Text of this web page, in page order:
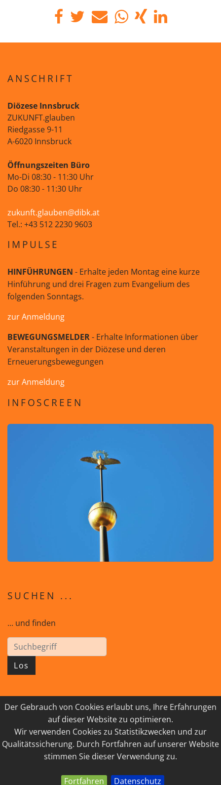
Der Gebrauch von Cookies erlaubt uns, Ihre Erfahrungen
auf dieser Website zu optimieren.
Wir verwenden Cookies zu Statistikzwecken und zur
Qualitätssicherung. Durch Fortfahren auf unserer Website
stimmen Sie dieser Verwendung zu.
Fortfahren Datenschutz
ANSCHRIFT
Diözese Innsbruck
ZUKUNFT.glauben
Riedgasse 9-11
A-6020 Innsbruck
Öffnungszeiten Büro
Mo-Di 08:30 - 11:30 Uhr
Do 08:30 - 11:30 Uhr
zukunft.glauben@dibk.at
Tel.: +43 512 2230 9603
IMPULSE
HINFÜHRUNGEN - Erhalte jeden Montag eine kurze
Hinführung und drei Fragen zum Evangelium des
folgenden Sonntags.
zur Anmeldung
BEWEGUNGSMELDER- Erhalte Informationen über
Veranstaltungen in der Diözese und deren
Erneuerungsbewegungen
zur Anmeldung
INFOSCREEN
SUCHEN ...
... und finden
Los
© 2026 GEISTreich - Diözese Innsbruck
IMPRESSUM
LINKSAMMLUNG
DATENSCHUTZ
KONTAKT